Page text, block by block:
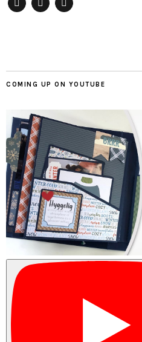
COMING UP ON YOUTUBE